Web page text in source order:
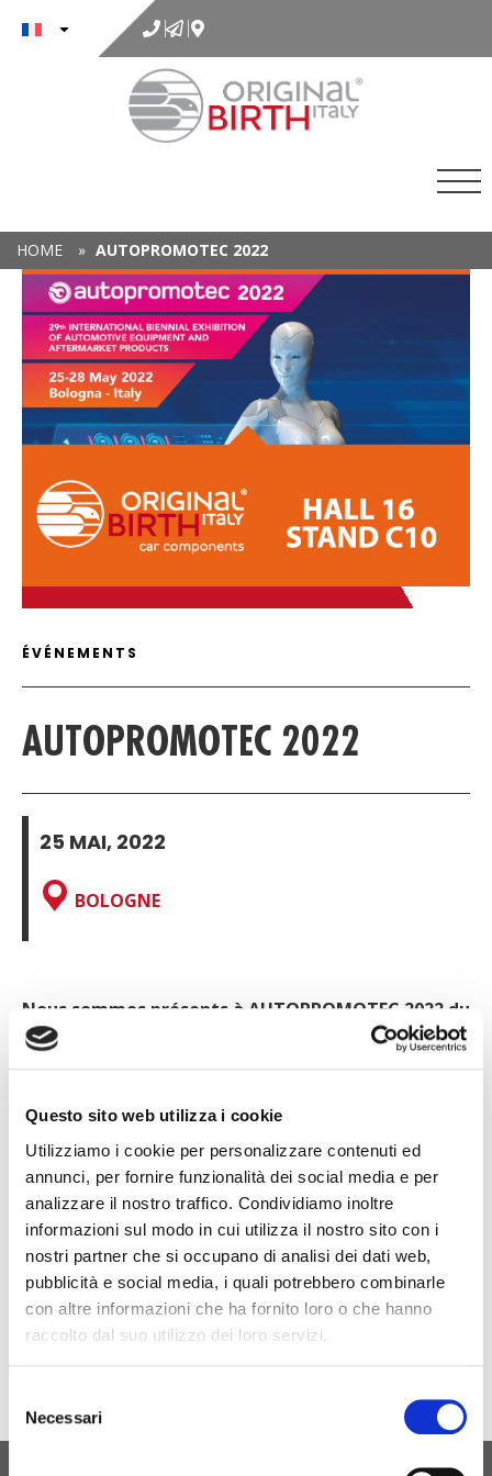
Questo sito web utilizza i cookie
Utilizziamo i cookie per personalizzare contenuti ed
annunci, per fornire funzionalità dei social media e per
analizzare il nostro traffico. Condividiamo inoltre
informazioni sul modo in cui utilizza il nostro sito con i
nostri partner che si occupano di analisi dei dati web,
pubblicità e social media, i quali potrebbero combinarle
con altre informazioni che ha fornito loro o che hanno
raccolto dal suo utilizzo dei loro servizi.
del
consenso
Necessari
contenu
HOME » AUTOPROMOTEC 2022
DÉTAILS DE L'ARTICLE
ÉVÉNEMENTS
AUTOPROMOTEC 2022
25 MAI, 2022
BOLOGNE
Nous sommes présents à AUTOPROMOTEC 2022 du
25 au 28 mai 2022
Venez nous rendre visite au HALL 16 STAND C10
Site de l'événement